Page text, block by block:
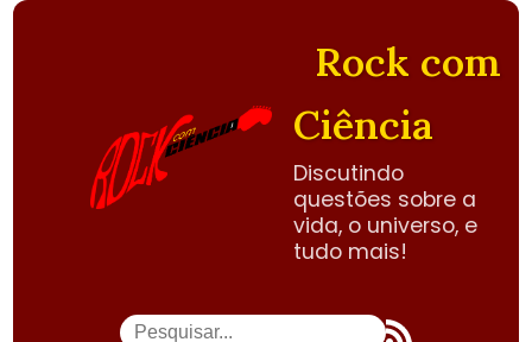
Rock com
Ciência
Discutindo
questões sobre a
vida, o universo, e
tudo mais!